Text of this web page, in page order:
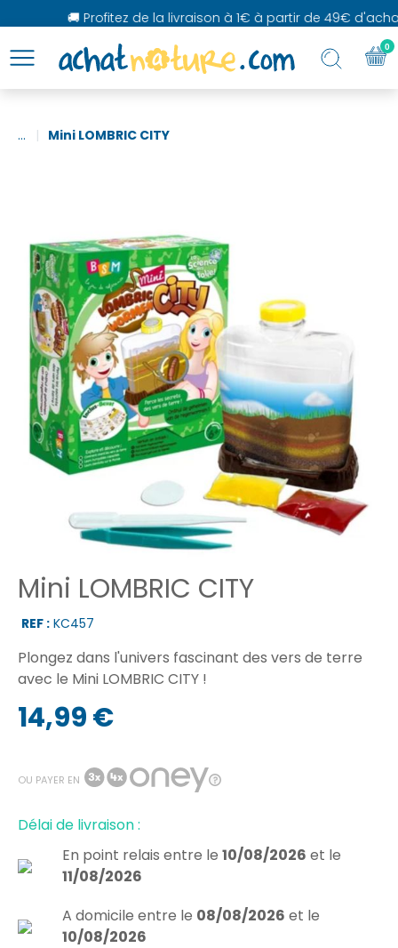
🚚 Profitez de la livraison à 1€ à partir de 49€ d'achat
... Mini LOMBRIC CITY
Mini LOMBRIC CITY
REF : KC457
Plongez dans l'univers fascinant des vers de terre
avec le Mini LOMBRIC CITY !
14,99 €
OU PAYER EN
Délai de livraison :
En point relais entre le 10/08/2026 et le
11/08/2026
A domicile entre le 08/08/2026 et le
10/08/2026
0